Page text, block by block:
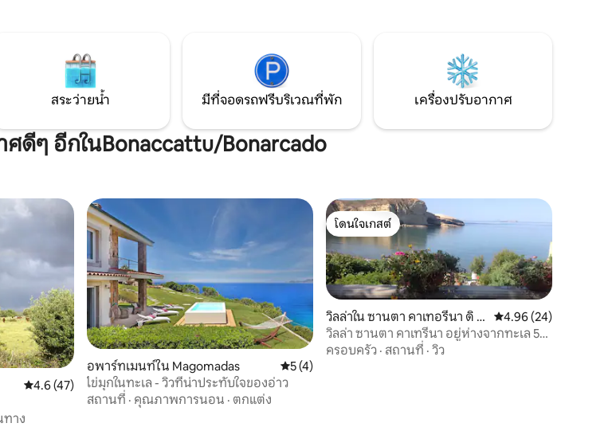
สระว่ายน้ำ มีที่จอดรถฟรีบริเวณที่พัก เครื่องปรับอากาศ
ดีๆ อีกในBonaccattu/Bonarcado
คะแนนเฉลี่ย 4.6 จาก 5, 47 รีวิว
4.6 (47)
ทาง
อพาร์ทเมนท์ใน Magomadas คะแนนเฉลี่ย 5 จาก 5, 4 รีวิว
5 (4)
ไข่มุกในทะเล - วิวที่น่าประทับใจของอ่าว
สถานที่ · คุณภาพการนอน · ตกแต่ง
โดนใจเกสต์
โดนใจเกสต์
วิลล่าใน ซานตา คาเทอรีนา ดิ พิ
ตตินูรี
คะแนนเฉลี่ย 4.96 จาก
4.96 (24)
วิลล่า ซานตา คาเทรีนา อยู่ห่างจากทะเล 5
เมตร
ครอบครัว · สถานที่ · วิว